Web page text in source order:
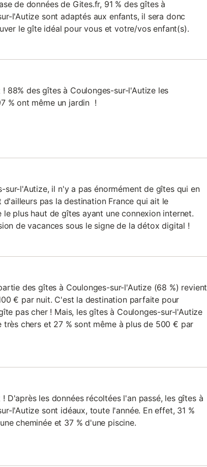
de données de Gites.fr, 91 % des gîtes à
l'Autize sont adaptés aux enfants, il sera donc
le gîte idéal pour vous et votre/vos enfant(s).
! 88% des gîtes à Coulonges-sur-l'Autize les
% ont même un jardin !
sur-l'Autize, il n'y a pas énormément de gîtes qui en
d'ailleurs pas la destination France qui ait le
le plus haut de gîtes ayant une connexion internet.
de vacances sous le signe de la détox digital !
des gîtes à Coulonges-sur-l'Autize (68 %) revient
€ par nuit. C'est la destination parfaite pour
pas cher ! Mais, les gîtes à Coulonges-sur-l'Autize
très chers et 27 % sont même à plus de 500 € par
! D'après les données récoltées l'an passé, les gîtes à
l'Autize sont idéaux, toute l'année. En effet, 31 %
cheminée et 37 % d'une piscine.